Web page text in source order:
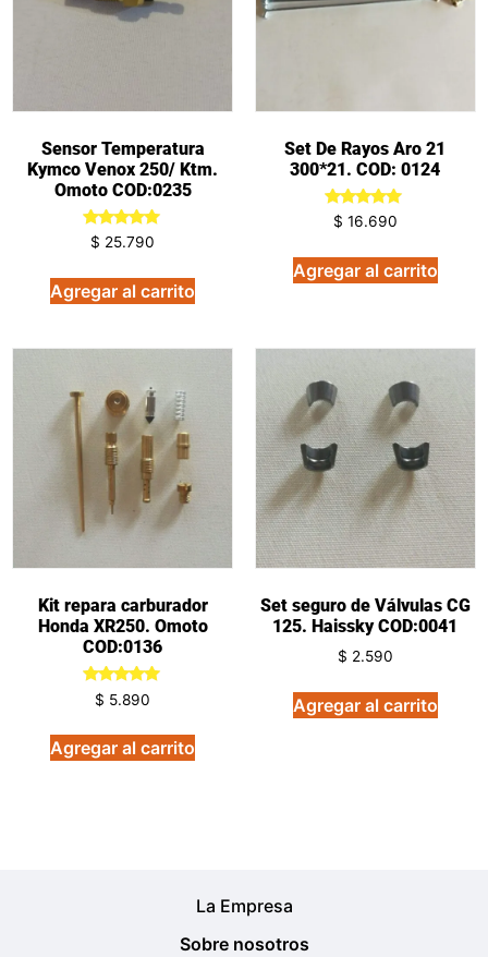
Sensor Temperatura
Kymco Venox 250/ Ktm.
Omoto COD:0235
Valorado
en
de 5
$ 25.790
Agregar al carrito
Set De Rayos Aro 21
300*21. COD: 0124
Valorado
en
de 5
$ 16.690
Agregar al carrito
Kit repara carburador
Honda XR250. Omoto
COD:0136
Valorado
en
de 5
$ 5.890
Agregar al carrito
Set seguro de Válvulas CG
125. Haissky COD:0041
$ 2.590
Agregar al carrito
La Empresa
Sobre nosotros